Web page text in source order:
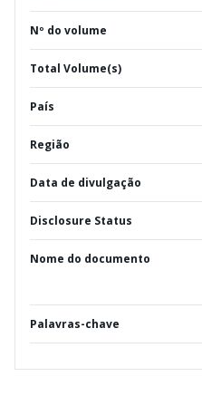
Nº do volume
Total Volume(s)
País
Região
Data de divulgação
Disclosure Status
Nome do documento
Palavras-chave